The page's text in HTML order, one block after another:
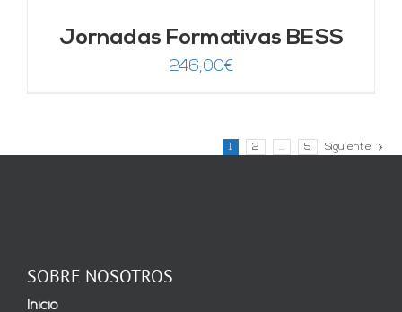
Jornadas Formativas BESS
246,00€
1 2 … 5 Siguiente
SOBRE NOSOTROS
Inicio